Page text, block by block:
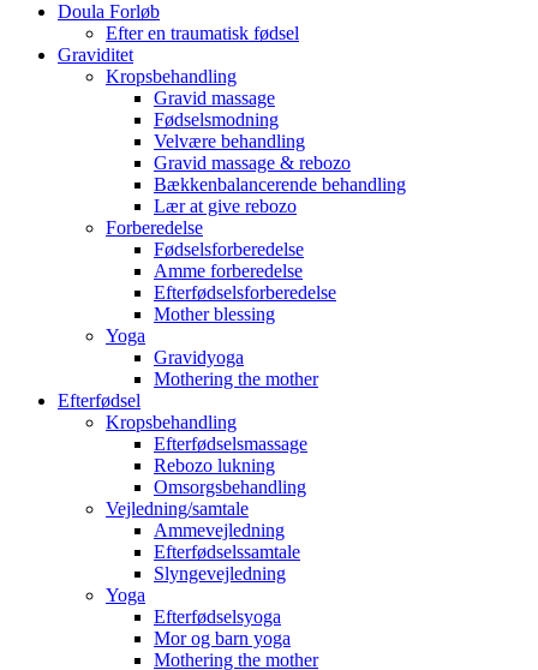
Doula Forløb
Efter en traumatisk fødsel
Graviditet
Kropsbehandling
Gravid massage
Fødselsmodning
Velvære behandling
Gravid massage & rebozo
Bækkenbalancerende behandling
Lær at give rebozo
Forberedelse
Fødselsforberedelse
Amme forberedelse
Efterfødselsforberedelse
Mother blessing
Yoga
Gravidyoga
Mothering the mother
Efterfødsel
Kropsbehandling
Efterfødselsmassage
Rebozo lukning
Omsorgsbehandling
Vejledning/samtale
Ammevejledning
Efterfødselssamtale
Slyngevejledning
Yoga
Efterfødselsyoga
Mor og barn yoga
Mothering the mother